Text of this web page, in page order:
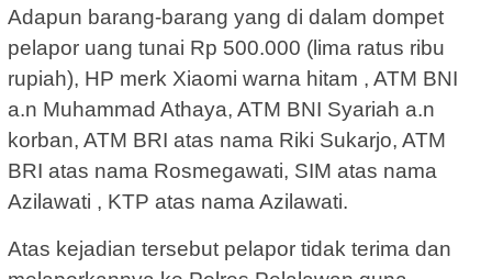
Adapun barang-barang yang di dalam dompet
pelapor uang tunai Rp 500.000 (lima ratus ribu
rupiah), HP merk Xiaomi warna hitam , ATM BNI
a.n Muhammad Athaya, ATM BNI Syariah a.n
korban, ATM BRI atas nama Riki Sukarjo, ATM
BRI atas nama Rosmegawati, SIM atas nama
Azilawati , KTP atas nama Azilawati.
Atas kejadian tersebut pelapor tidak terima dan